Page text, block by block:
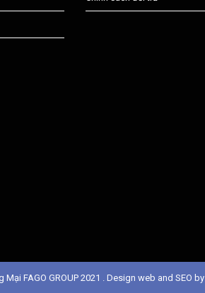
Mại FAGO GROUP 2021 . Design web and SEO by